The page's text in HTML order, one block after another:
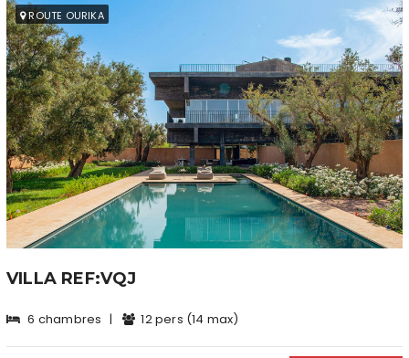
ROUTE OURIKA
VILLA REF:VQJ
6 chambres | 12 pers (14 max)